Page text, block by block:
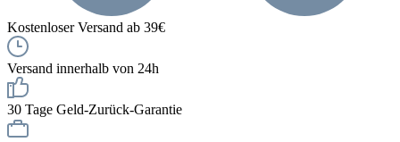
Kostenloser Versand ab 39€
Versand innerhalb von 24h
30 Tage Geld-Zurück-Garantie